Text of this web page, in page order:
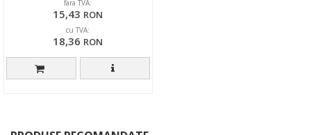
fara TVA:
15,43 RON
cu TVA:
18,36 RON